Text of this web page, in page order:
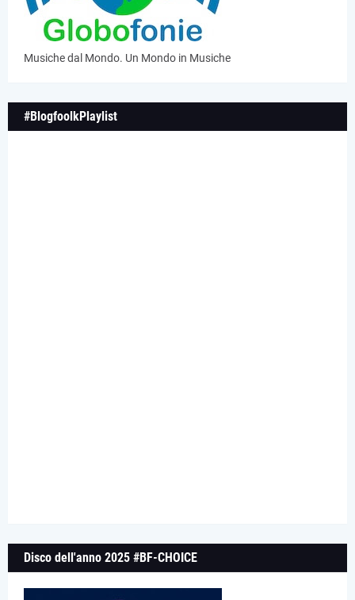
Musiche dal Mondo. Un Mondo in Musiche
#BlogfoolkPlaylist
Disco dell'anno 2025 #BF-CHOICE